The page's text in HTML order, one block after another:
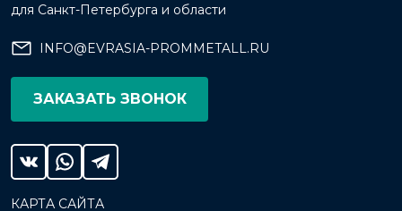
для Санкт-Петербурга и области
INFO@EVRASIA-PROMMETALL.RU
ЗАКАЗАТЬ ЗВОНОК
КАРТА САЙТА